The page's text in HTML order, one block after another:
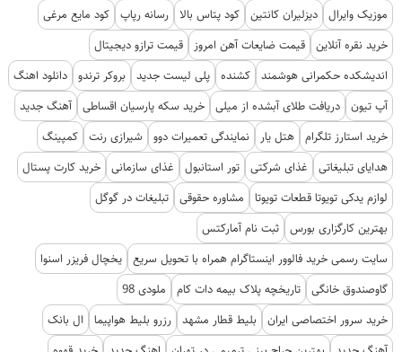
موزیک وایرال دیزلیران کانتین کود پتاس بالا رسانه رپاپ کود مایع مرغی
خرید نقره آنلاین قیمت ضایعات آهن امروز
قیمت ترازو دیجیتال
اندیشکده حکمرانی هوشمند کشنده پلی لیست جدید بروکر ترندو دانلود اهنگ
آپ تیون دریافت طلای آبشده از میلی خرید سکه پارسیان اقساطی آهنگ جدید
خرید استارز تلگرام هتل یار نمایندگی تعمیرات دوو شیرازی رنت کمپینگ
هدایای تبلیغاتی
غذای شرکتی تور استانبول غذای سازمانی خرید کارت پستال
لوازم یدکی تویوتا قطعات تویوتا
مشاوره حقوقی تبلیغات در گوگل
بهترین کارگزاری بورس ثبت نام آمارکتس
سایت رسمی خرید فالوور اینستاگرام همراه با تحویل سریع یخچال فریزر اسنوا
گاوصندوق خانگی تاریخچه پلاک بیمه دات کام
ملودی 98
خرید سرور اختصاصی ایران
بلیط قطار مشهد رزرو بلیط هواپیما
ال بانک